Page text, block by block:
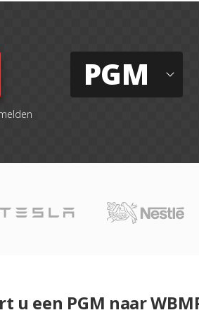
PGM
u een PGM naar